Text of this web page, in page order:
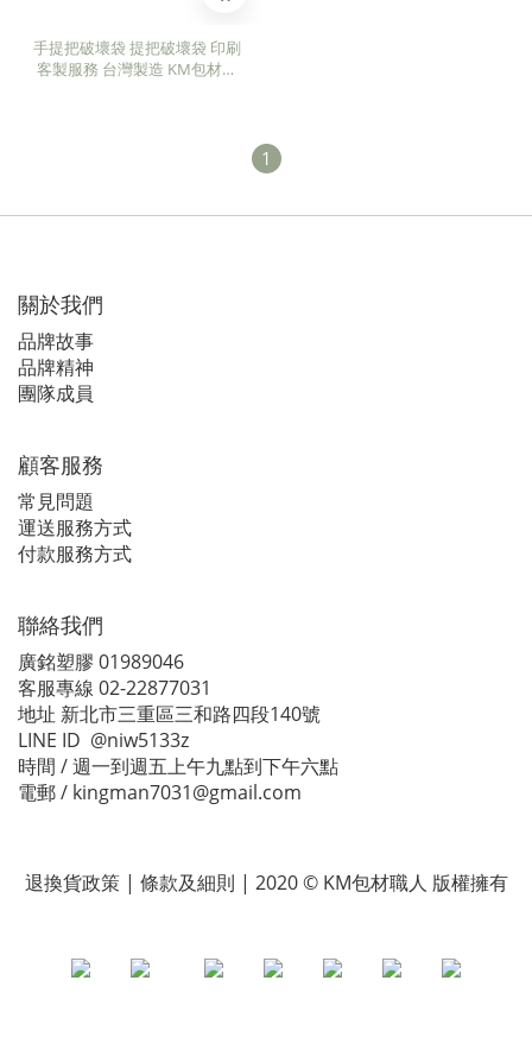
手提把破壞袋 提把破壞袋 印刷
客製服務 台灣製造 KM包材職
1
關於我們
品牌故事
品牌精神
團隊成員
顧客服務
常見問題
運送服務方式
付款服務方式
聯絡我們
廣銘塑膠 01989046
客服專線 02-22877031
地址 新北市三重區三和路四段140號
LINE ID @niw5133z
時間 / 週一到週五上午九點到下午六點
電郵 / kingman7031@gmail.com
退換貨政策 | 條款及細則 | 2020 © KM包材職人 版權擁有